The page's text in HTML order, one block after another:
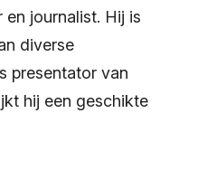
journalist. Hij is
diverse
presentator van
hij een geschikte